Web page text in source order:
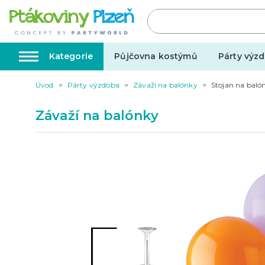
Kategorie Půjčovna kostýmů Párty
Dárky pro muže
Svatba
Svatby
Úvod Párty výzdoba Závaží na balónky Stojan na
Závaží na balónky